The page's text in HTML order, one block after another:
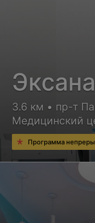
Эксана
3.6 км • пр-т
Медицинский
Программа